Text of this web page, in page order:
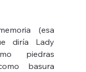
diría Lady
piedras
basura